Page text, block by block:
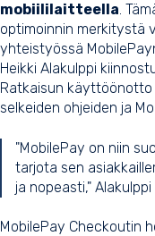
mobiililaitteella.
optimoinnin merkitystä
yhteistyössä
Heikki Alakulppi
Ratkaisun käyttöönotto
selkeiden ohjeiden ja
"MobilePay on niin
tarjota sen
ja nopeasti," Alakulppi
MobilePay Checkoutin